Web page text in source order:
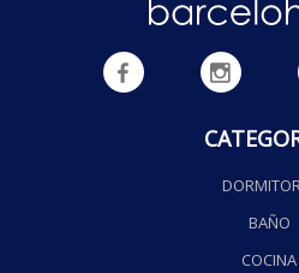
BAÑO
COCINA